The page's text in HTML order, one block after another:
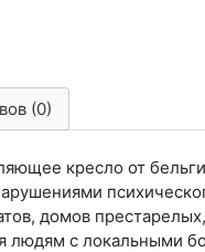
(0)
кресло от
домов
людям с локальными